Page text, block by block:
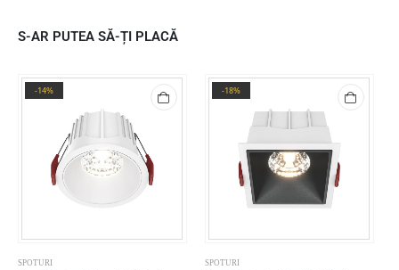
S-AR PUTEA SĂ-ȚI PLACĂ
-14%
SPOTURI
-18%
SPOTURI